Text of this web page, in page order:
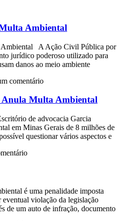
Ambiental
A Ação Civil Pública por
jurídico poderoso utilizado para
danos ao meio ambiente
comentário
Anula Multa Ambiental
de advocacia Garcia
em Minas Gerais de 8 milhões de
questionar vários aspectos e
é uma penalidade imposta
violação da legislação
de um auto de infração, documento